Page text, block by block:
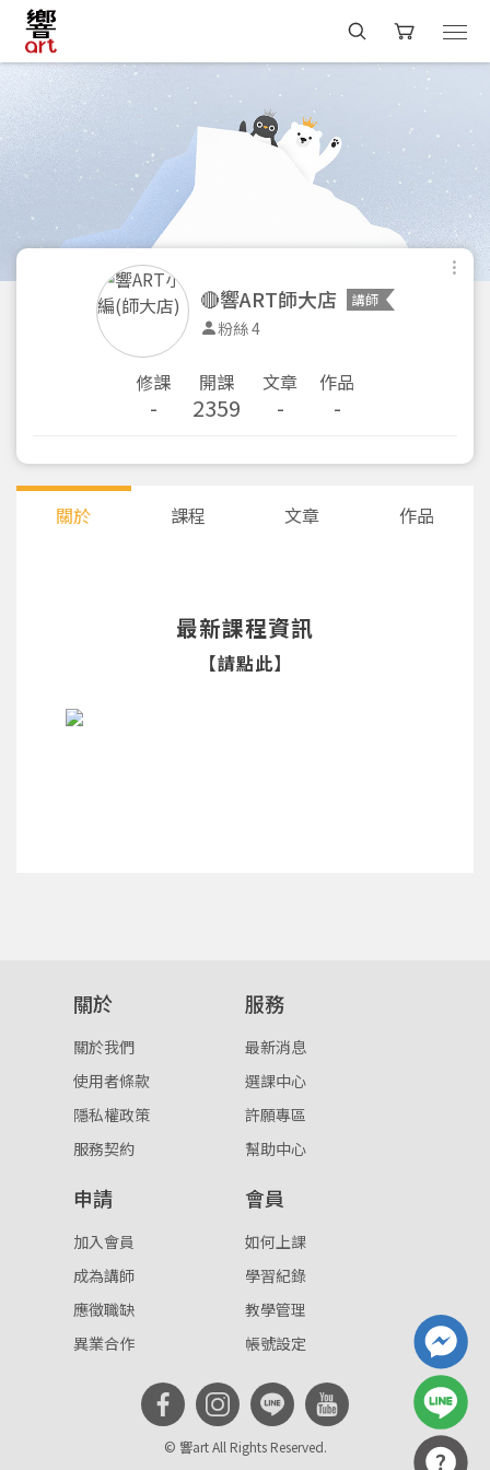
或
註冊
按下註冊即代表你同意我們的 使用者條款
。
重設密碼
🔴響ART師大店 講師
粉絲 4
修課
-
開課
2359
文章
-
作品
-
關於 課程 文章 作品
最新課程資訊
【請點此】
關於
關於我們
使用者條款
隱私權政策
服務契約
服務
最新消息
選課中心
許願專區
幫助中心
申請
加入會員
成為講師
應徵職缺
異業合作
會員
如何上課
學習紀錄
教學管理
帳號設定
© 響art All Rights Reserved.